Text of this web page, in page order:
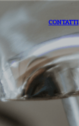
CONTATTI